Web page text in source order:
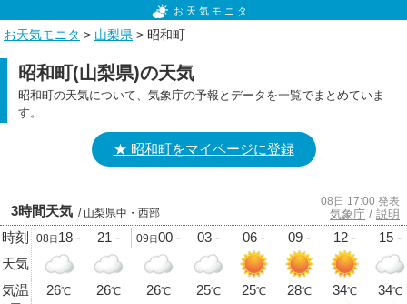
お天気モニタ
お天気モニタ > 山梨県 > 昭和町
昭和町(山梨県)の天気
昭和町の天気について、気象庁の予報とデータを一覧でまとめていま
す。
★ 昭和町をマイページに登録
3時間天気 / 山梨県中・西部
08日 17:00 発表
気象庁 / 説明
時刻 08日 18 - 21 - 09日00 - 03 - 06 - 09 - 12 -
15 -
天気
気温
26℃ 26℃ 26℃ 25℃ 25℃ 28℃ 34℃ 34℃